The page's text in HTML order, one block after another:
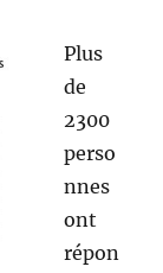
Plus
de
2300
perso
nnes
ont
répon